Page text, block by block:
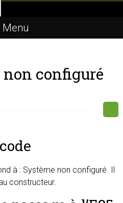
Menu
configuré
à : Système non configuré. Il
constructeur.